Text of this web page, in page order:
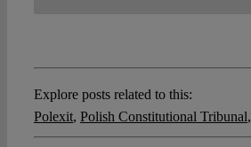
Explore posts related to this:
Polexit, Polish Constitutional Tribunal,